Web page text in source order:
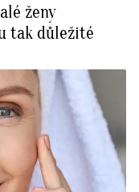
ženy
tak důležité